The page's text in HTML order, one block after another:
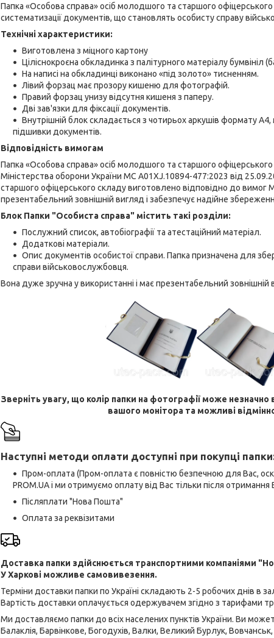
Папка «Особова справа» осіб молодшого та старшого
систематизації документів, що становлять особисту справу
Технічні характеристики:
Виготовлена з міцного картону
Ціліснокроєна обкладинка з палітурного матеріалу бумвініл
На написі на обкладинці виконано «під золото» тисненням.
Лівий форзац має прозору кишеню для фотографій.
Правий форзац унизу відсутня кишеня з паперу.
Дві зав'язки для фіксації документів.
Внутрішній блок складається з чотирьох аркушів формату
підшивки документів.
Відповідність вимогам
Папка «Особова справа» осіб молодшого та старшого офіцерського
Міністерства оборони України МС А01XJ.10894-477:2023 від
старшого офіцерського складу виготовлено відповідно до вимог
презентабельний зовнішній вигляд і забезпечує надійне
Блок Папки "Особиста справа" містить такі розділи:
Послужний список, автобіографії та атестаційний матеріал.
Додаткові матеріали.
Опис документів особистої справи. Папка призначена для
справи військовослужбовця.
Вона дуже зручна у використанні і має презентабельний зовнішній
Зверніть увагу, що колір папки на фотографії може незначно
вашого монітора та можливі
Наступні методи оплати доступні при покупці
Пром-оплата (Пром-оплата є повністю безпечною для Вас,
PROM.UA і ми отримуємо оплату від Вас тільки після
Післяплати "Нова Пошта"
Оплата за реквізитами
Доставка папки здійснюється транспортними компаніями
У Харкові можливе самовивезення.
Терміни доставки папки по Україні складають 2-5 робочих днів в
Вартість доставки оплачується одержувачем згідно з тарифами
Ми доставляємо папки до всіх населених пунктів України. Ви
Балаклія, Барвінкове, Богодухів, Валки, Великий Бурлук,